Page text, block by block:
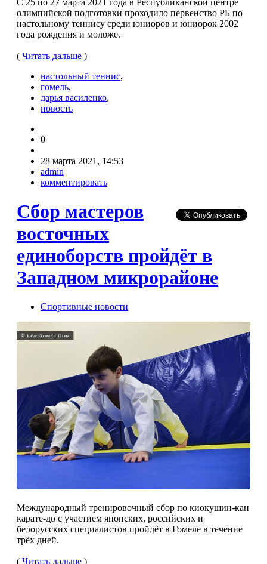
олимпийской подготовки проходило первенство РБ по
настольному теннису среди юниоров и юниорок 2002
года рождения и моложе.
( Читать дальше )
настольный теннис,
гомель,
дарья василенко,
новость
0
28 марта 2021, 14:53
admin
комментировать
Сбор мастеров
восточных
единоборств пройдёт в
Западном микрорайоне
Спортивные новости
Международный тренировочный сбор по киокушин-кан
карате-до с участием японских, российских и
белорусских специалистов пройдёт в Гомеле в течение
трёх дней.
( Читать дальше )